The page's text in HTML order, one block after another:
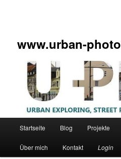
www.urban-
Startseite Blog Projekte
Über mich Kontakt Login